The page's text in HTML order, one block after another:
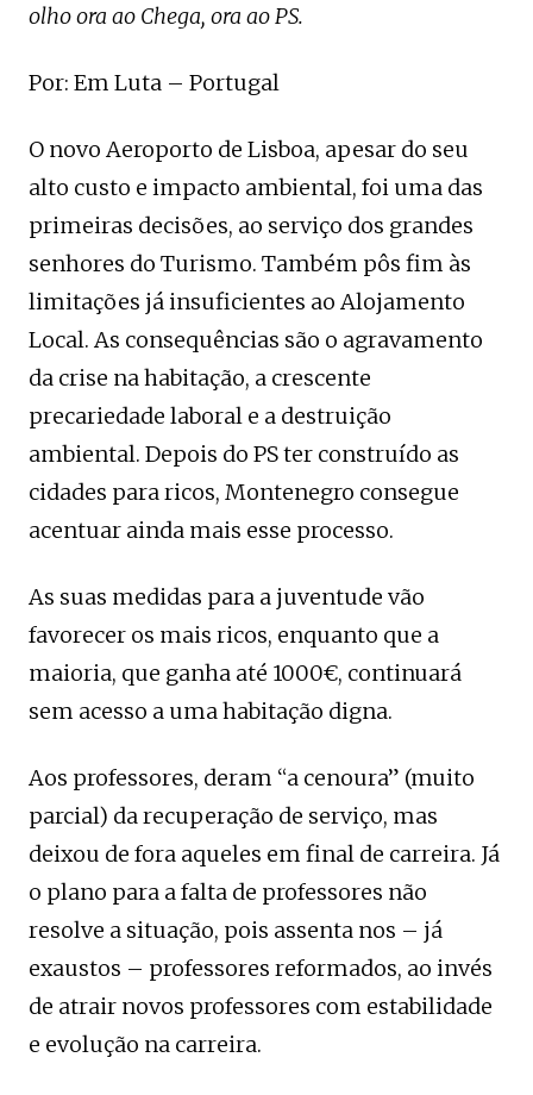
olho ora ao Chega, ora ao PS.
Por: Em Luta – Portugal
O novo Aeroporto de Lisboa, apesar do seu
alto custo e impacto ambiental, foi uma das
primeiras decisões, ao serviço dos grandes
senhores do Turismo. Também pôs fim às
limitações já insuficientes ao Alojamento
Local. As consequências são o agravamento
da crise na habitação, a crescente
precariedade laboral e a destruição
ambiental. Depois do PS ter construído as
cidades para ricos, Montenegro consegue
acentuar ainda mais esse processo.
As suas medidas para a juventude vão
favorecer os mais ricos, enquanto que a
maioria, que ganha até 1000€, continuará
sem acesso a uma habitação digna.
Aos professores, deram “a cenoura” (muito
parcial) da recuperação de serviço, mas
deixou de fora aqueles em final de carreira. Já
o plano para a falta de professores não
resolve a situação, pois assenta nos – já
exaustos – professores reformados, ao invés
de atrair novos professores com estabilidade
e evolução na carreira.